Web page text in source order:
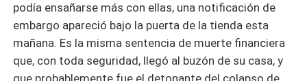
podía ensañarse más con ellas, una notificación de
embargo apareció bajo la puerta de la tienda esta
mañana. Es la misma sentencia de muerte financiera
que, con toda seguridad, llegó al buzón de su casa, y